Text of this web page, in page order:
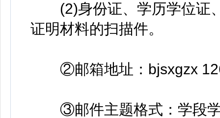
(2)身份证、学历学位证
证明材料的扫描件。
②邮箱地址：bjsxgzx
③邮件主题格式：学段学